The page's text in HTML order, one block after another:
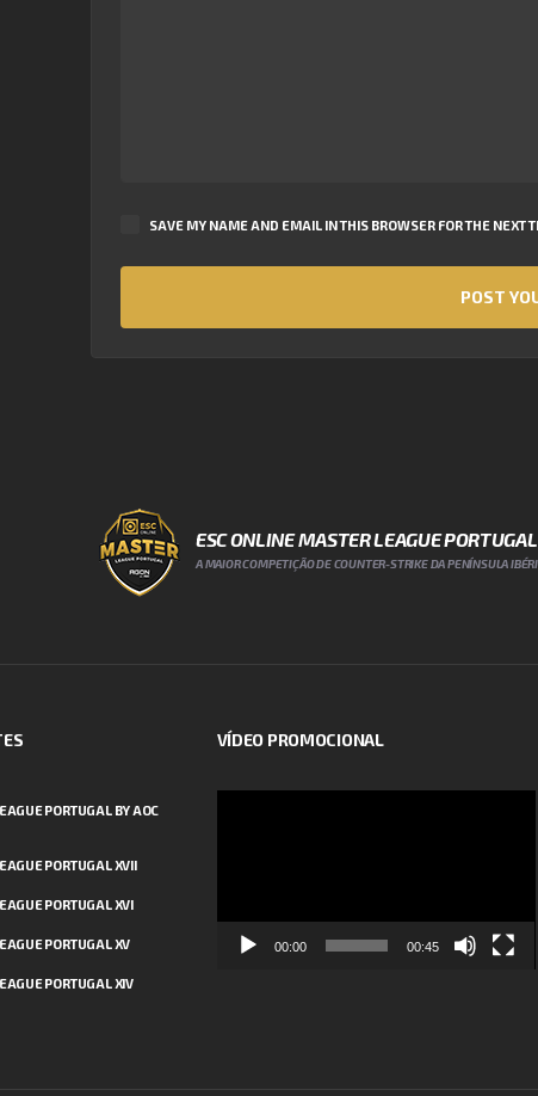
SAVE MY NAME AND EMAIL IN THIS BROWSER FOR THE NEXT
ESC ONLINE MASTER LEAGUE
A MAIOR COMPETIÇÃO DE COUNTER-STRIKE DA PENÍNSULA
PORTUGAL BY AOC
PORTUGAL XVII
PORTUGAL XVI
PORTUGAL XV
PORTUGAL XIV
VÍDEO PROMOCIONAL
00:00 00:45